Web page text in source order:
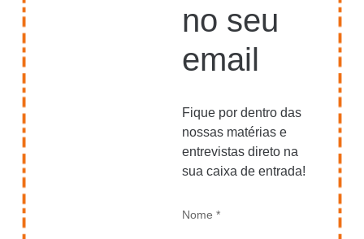
no seu
email
Fique por dentro das
nossas matérias e
entrevistas direto na
sua caixa de entrada!
Nome *